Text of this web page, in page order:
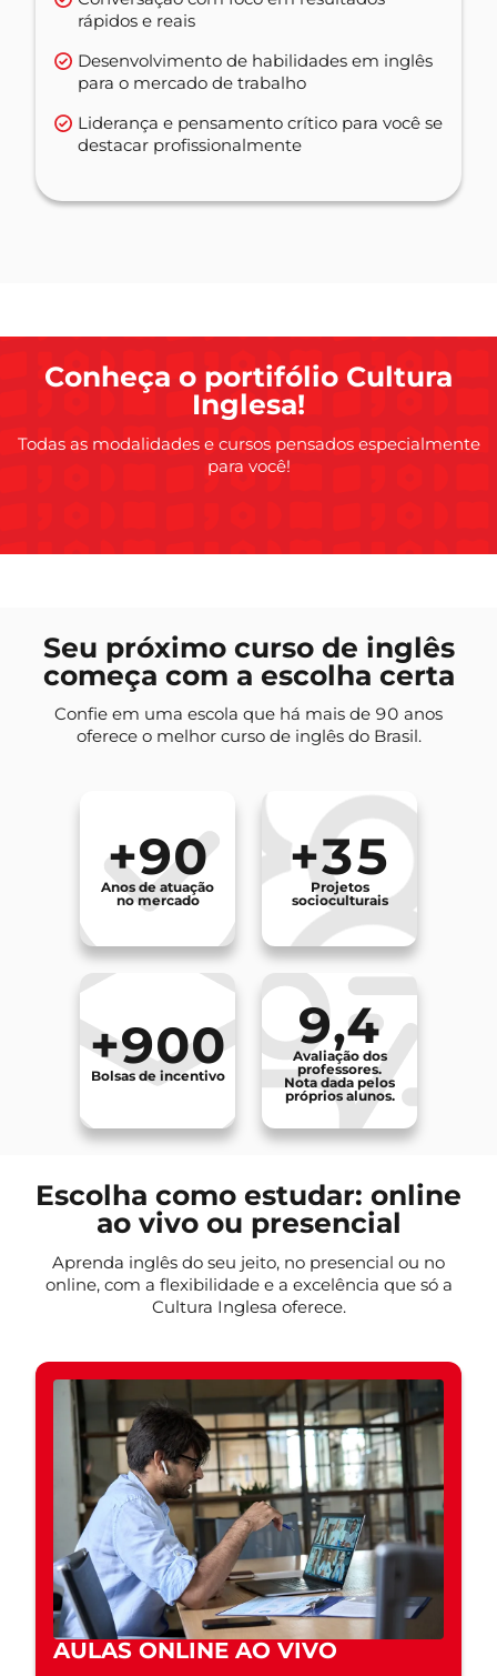
rápidos e reais
Desenvolvimento de habilidades em inglês
para o mercado de trabalho
Liderança e pensamento crítico para você se
destacar profissionalmente
Conheça o portifólio Cultura
Inglesa!
Todas as modalidades e cursos pensados especialmente
para você!
Seu próximo curso de inglês
começa com a escolha certa
Confie em uma escola que há mais de 90 anos
oferece o melhor curso de inglês do Brasil.
+90
Anos de atuação
no mercado
+35
Projetos
socioculturais
+900
Bolsas de incentivo
9,4
Avaliação dos
professores.
Nota dada pelos
próprios alunos.
Escolha como estudar: online
ao vivo ou presencial
Aprenda inglês do seu jeito, no presencial ou no
online, com a flexibilidade e a excelência que só a
Cultura Inglesa oferece.
AULAS ONLINE AO VIVO